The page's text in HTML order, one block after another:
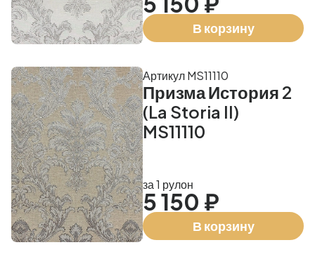
В корзину
Призма История 2
(La Storia II)
MS11110
Артикул MS11110
за 1 рулон
5 150 ₽
В корзину